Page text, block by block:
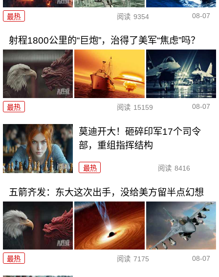
最热 阅读 9354 08-07
射程1800公里的“巨炮”，治得了美军“焦虑”吗？
最热 阅读 15159 08-07
莫迪开大！砸碎印军17个司令
部，重组指挥结构
最热 阅读 8416
五箭齐发：东大这次出手，没给美方留半点幻想
最热 阅读 7175 08-07